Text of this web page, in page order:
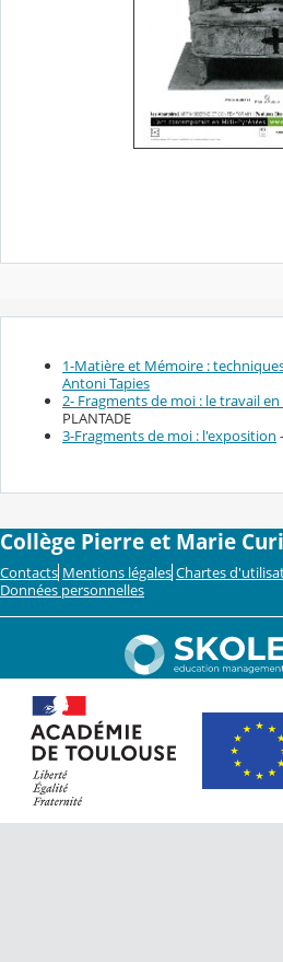
1-Matière et Mémoire :
Antoni Tapies
2- Fragments de moi : le travail
PLANTADE
3-Fragments de moi : l'exposition
Collège Pierre et Marie
Contacts Mentions légales Chartes
Données personnelles